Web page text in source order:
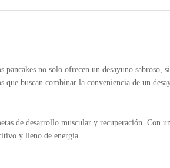
no solo ofrecen un desayuno sabroso,
buscan combinar la conveniencia de un
de desarrollo muscular y recuperación. Con
y lleno de energía.